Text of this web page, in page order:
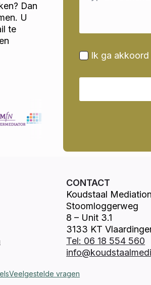
Dan
U
te
Ik ga
CONTACT
Koudstaal Mediation
Stoomloggerweg
8 – Unit 3.1
3133 KT
Tel: 06 18 554 560
Veelgestelde vragen